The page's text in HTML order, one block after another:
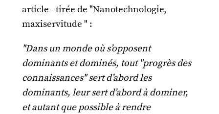
article - tirée de "Nanotechnologie,
maxiservitude " :
"Dans un monde où s’opposent
dominants et dominés, tout "progrès des
connaissances" sert d’abord les
dominants, leur sert d’abord à dominer,
et autant que possible à rendre